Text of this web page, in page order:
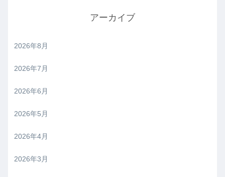
アーカイブ
2026年8月
2026年7月
2026年6月
2026年5月
2026年4月
2026年3月